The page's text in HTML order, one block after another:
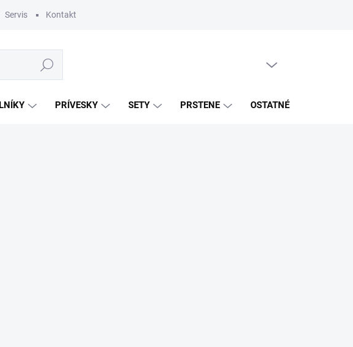
Servis Kontakt
Hľadať
PRÍVESKY SETY PRSTENE OSTATNÉ